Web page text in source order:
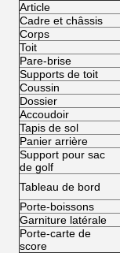
Article
Cadre et châssis
Corps
Toit
Pare-brise
Supports de toit
Coussin
Dossier
Accoudoir
Tapis de sol
Panier arrière
Support pour sac
de golf
Tableau de bord
Porte-boissons
Garniture latérale
Porte-carte de
score